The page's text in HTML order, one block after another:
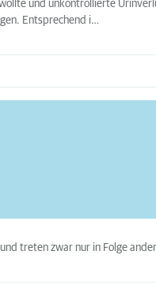
und unkontrollierte
Entsprechend i…
treten zwar nur in Folge